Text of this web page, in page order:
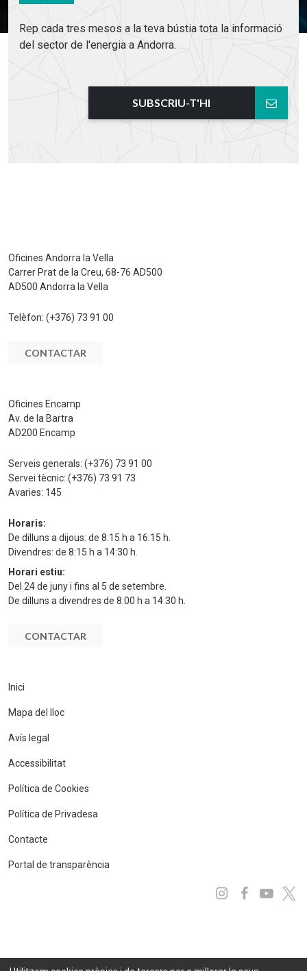
Rep cada tres mesos a la teva bústia tota la informació
del sector de l'energia a Andorra.
SUBSCRIU-T'HI
Oficines Andorra la Vella
Carrer Prat de la Creu, 68-76 AD500
AD500 Andorra la Vella
Telèfon: (+376) 73 91 00
CONTACTAR
Oficines Encamp
Av. de la Bartra
AD200 Encamp
Serveis generals: (+376) 73 91 00
Servei tècnic: (+376) 73 91 73
Avaries: 145
Horaris:
De dilluns a dijous: de 8:15 h a 16:15 h.
Divendres: de 8:15 h a 14:30 h.
Horari estiu:
Del 24 de juny i fins al 5 de setembre.
De dilluns a divendres de 8:00 h a 14:30 h.
CONTACTAR
Inici
Mapa del lloc
Avís legal
Accessibilitat
Política de Cookies
Política de Privadesa
Contacte
Portal de transparència
Instagram